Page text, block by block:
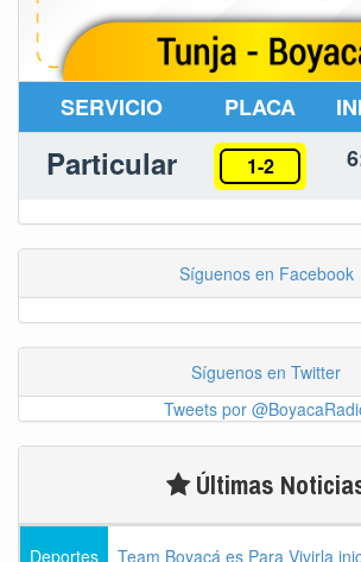
SERVICIO PLACA
Particular 1-2
Síguenos en Facebook
Síguenos en Twitter
Tweets por
Últimas
Deportes Team Boyacá es Para Vivirla